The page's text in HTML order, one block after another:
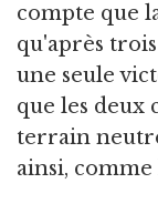
compte que
qu'après
une seule
que les deux
terrain
ainsi,